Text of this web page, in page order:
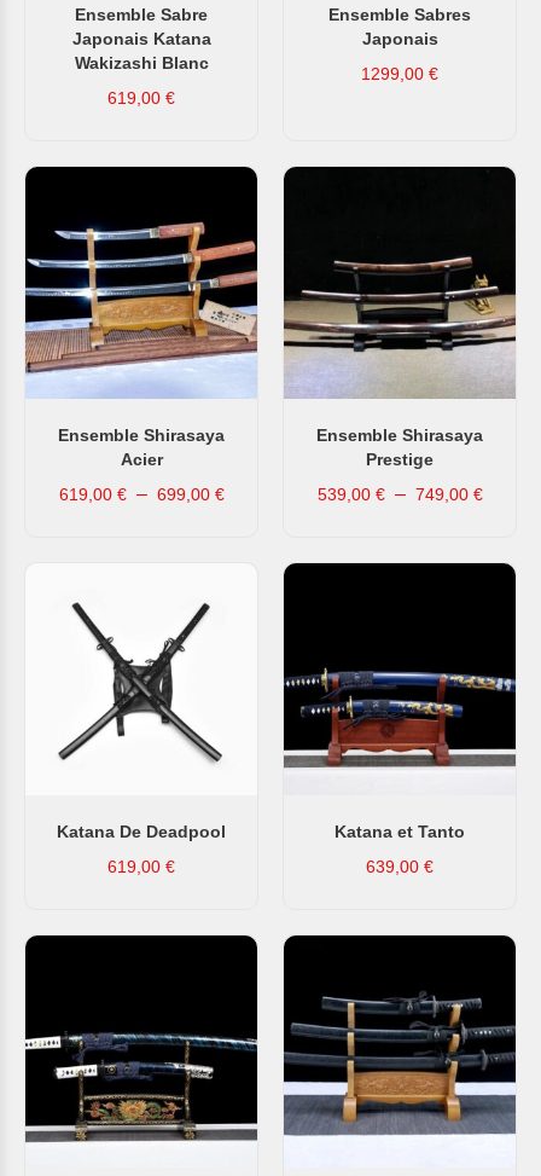
Ensemble Sabre
Japonais Katana
Wakizashi Blanc
619,00 €
Ensemble Sabres
Japonais
1299,00 €
Ensemble Shirasaya
Acier
619,00 € – 699,00 €
Ensemble Shirasaya
Prestige
539,00 € – 749,00 €
Katana De Deadpool
619,00 €
Katana et Tanto
639,00 €